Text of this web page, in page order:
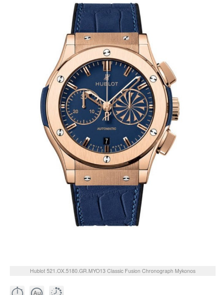
Hublot 521.OX.5180.GR.MYO13 Classic Fusion Chronograph Mykonos